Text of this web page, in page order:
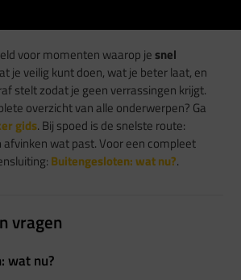
voor momenten waarop jesnel
je veilig kunt doen, wat je beter laat, en
stelt zodat je geen verrassingen krijgt.
overzicht van alle onderwerpen? Ga
gids. Bij spoed is de snelste route:
afvinken wat past. Voor een compleet
Buitengesloten: wat nu?.
vragen
wat nu?